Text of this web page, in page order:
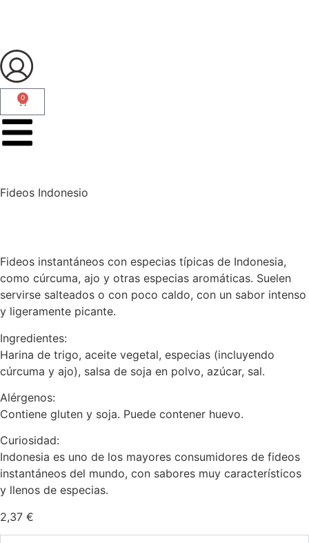
0
Fideos Indonesio
Fideos instantáneos con especias típicas de Indonesia,
como cúrcuma, ajo y otras especias aromáticas. Suelen
servirse salteados o con poco caldo, con un sabor intenso
y ligeramente picante.
Ingredientes:
Harina de trigo, aceite vegetal, especias (incluyendo
cúrcuma y ajo), salsa de soja en polvo, azúcar, sal.
Alérgenos:
Contiene gluten y soja. Puede contener huevo.
Curiosidad:
Indonesia es uno de los mayores consumidores de fideos
instantáneos del mundo, con sabores muy característicos
y llenos de especias.
2,37 €